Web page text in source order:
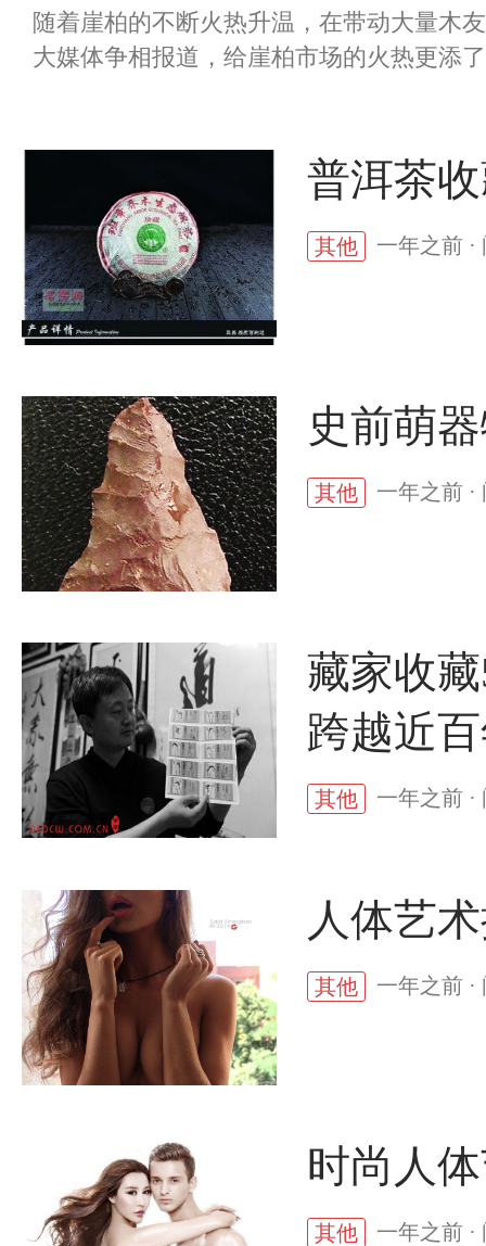
随着崖柏的不断火热升温，在带动大量木
大媒体争相报道，给崖柏市场的火热更添
普洱茶
其他 一年之前 ·
史前萌
其他 一年之前 ·
藏家收
跨越近
其他 一年之前 ·
人体艺
其他 一年之前 ·
时尚人
其他 一年之前 ·